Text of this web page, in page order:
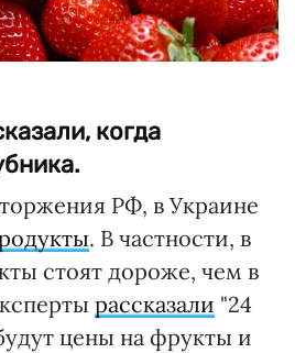
когда
РФ, в Украине
. В частности, в
стоят дороже, чем в
рассказали "24
цены на фрукты и